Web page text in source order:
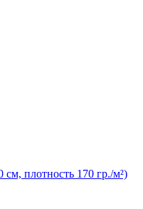
плотность 170 гр./м²)